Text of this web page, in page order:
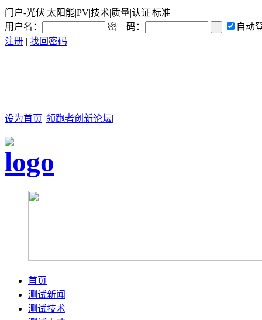
门户-光伏|太阳能|PV|技术|质量|认证|标准
用户名：
密 码：
自动
注册 | 找回密码
设为首页| 领跑者创新论坛|
首页
测试新闻
测试技术